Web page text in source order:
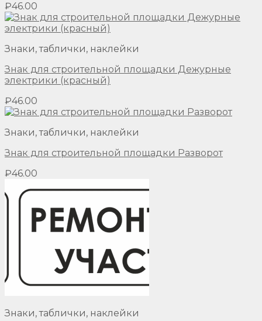
₽46.00
Знаки, таблички, наклейки
Знак для строительной площадки Дежурные
электрики (красный)
₽46.00
Знаки, таблички, наклейки
Знак для строительной площадки Разворот
₽46.00
Знаки, таблички, наклейки